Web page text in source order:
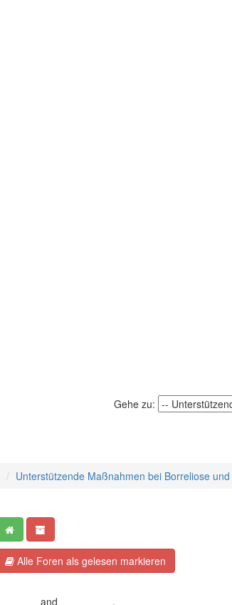
Gehe zu:
Unterstützende Maßnahmen bei Borreliose
Alle Foren als gelesen markieren
and .